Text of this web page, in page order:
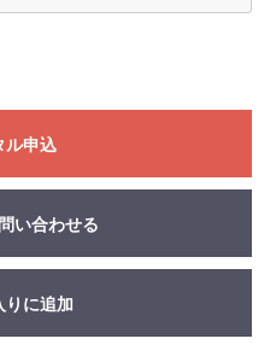
ル申込
い合わせる
りに追加